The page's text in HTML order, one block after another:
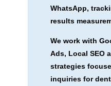
WhatsApp,
results
We work with
Ads, Local SEO
strategies
inquiries for